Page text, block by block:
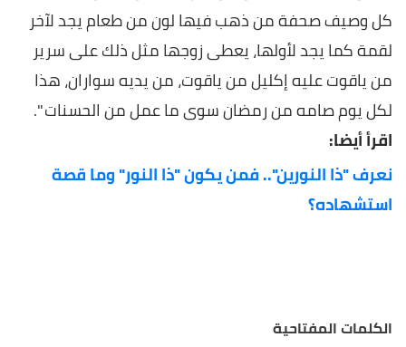
كل وصيف صحفة من ذهب فيها لون من طعام يجد لآخر
لقمة كما يجد لأولها، يعطى زوجها مثل ذلك على سرير
من ياقوت عليه إكليل من ياقوت، من يديه سواران، هذا
لكل يوم صامه من رمضان سوى ما عمل من الحسنات ".
اقرأ أيضا:
نعرف "ذا النورين".. فمن يكون "ذا النور" وما قصة
استشهاده؟
الكلمات المفتاحية